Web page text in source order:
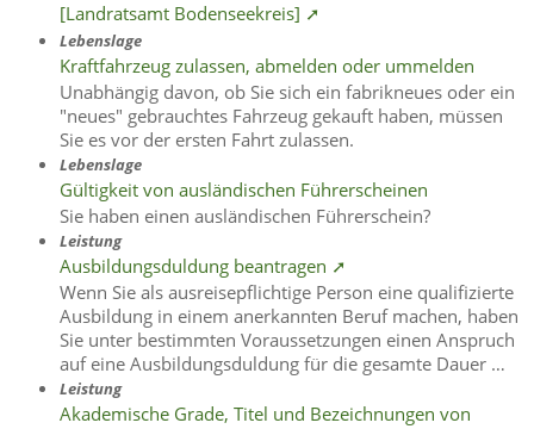
[Landratsamt Bodenseekreis] ➚
Lebenslage
Kraftfahrzeug zulassen, abmelden oder ummelden
Unabhängig davon, ob Sie sich ein fabrikneues oder ein
"neues" gebrauchtes Fahrzeug gekauft haben, müssen
Sie es vor der ersten Fahrt zulassen.
Lebenslage
Gültigkeit von ausländischen Führerscheinen
Sie haben einen ausländischen Führerschein?
Leistung
Ausbildungsduldung beantragen ➚
Wenn Sie als ausreisepflichtige Person eine qualifizierte
Ausbildung in einem anerkannten Beruf machen, haben
Sie unter bestimmten Voraussetzungen einen Anspruch
auf eine Ausbildungsduldung für die gesamte Dauer …
Leistung
Akademische Grade, Titel und Bezeichnungen von